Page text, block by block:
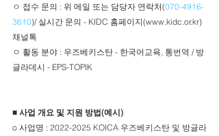
ㅇ 접수 문의 : 위 메일 또는 담당자 연락처(070-4916-
3610)/ 실시간 문의 - KIDC 홈페이지(www.kidc.or.kr)
채널톡
ㅇ 활동 분야 : 우즈베키스탄 - 한국어교육, 통번역 / 방
글라데시 - EPS-TOPIK
■ 사업 개요 및 지원 방법(예시)
o 사업명 : 2022-2025 KOICA 우즈베키스탄 및 방글라